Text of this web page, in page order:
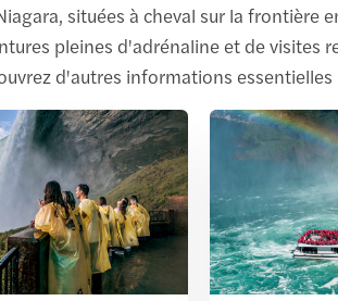
situées à cheval sur la
pleines d'adrénaline et de visites
d'autres informations